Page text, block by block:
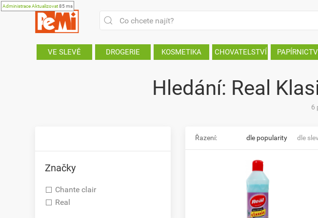
AdministraceAktualizovat85 ms
VE SLEVĚ DROGERIE KOSMETIKA CHOVATELSTVÍ
Hledání: Real
6
Značky
Chante clair
Real
Řazení: dle popularity dle